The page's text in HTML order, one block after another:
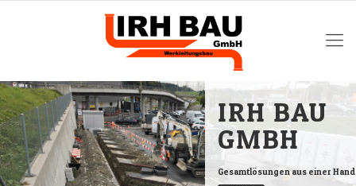
IRH BAU
GMBH
Gesamtlösungen aus einer